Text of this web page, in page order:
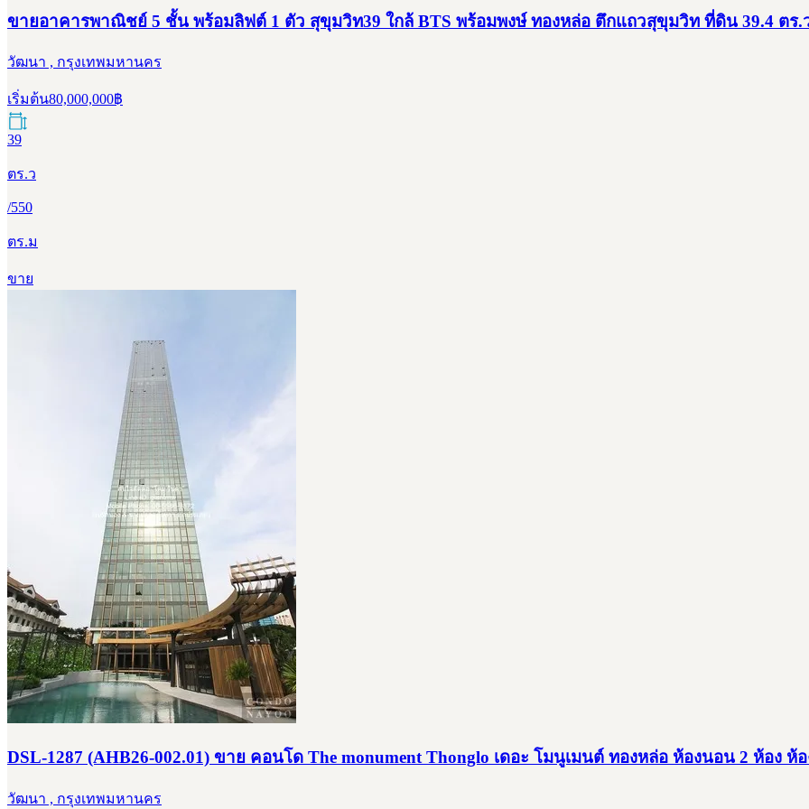
ขายอาคารพาณิชย์ 5 ชั้น พร้อมลิฟต์ 1 ตัว สุขุมวิท39 ใกล้ BTS พร้อมพงษ์ ทองหล่อ ตึกแถวสุขุมวิท ที่ดิน 39.4 ต
วัฒนา , กรุงเทพมหานคร
เริ่มต้น80,000,000฿
39
ตร.ว
/550
ตร.ม
ขาย
DSL-1287 (AHB26-002.01) ขาย คอนโด The monument Thonglo เดอะ โมนูเมนต์ ทองหล่อ ห้องนอน 2 ห้อง ห้
วัฒนา , กรุงเทพมหานคร